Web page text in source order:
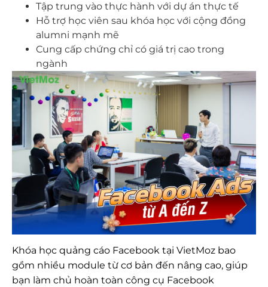
Tập trung vào thực hành với dự án thực tế
Hỗ trợ học viên sau khóa học với cộng đồng
alumni mạnh mẽ
Cung cấp chứng chỉ có giá trị cao trong
ngành
Khóa học quảng cáo Facebook tại VietMoz bao
gồm nhiều module từ cơ bản đến nâng cao, giúp
bạn làm chủ hoàn toàn công cụ Facebook